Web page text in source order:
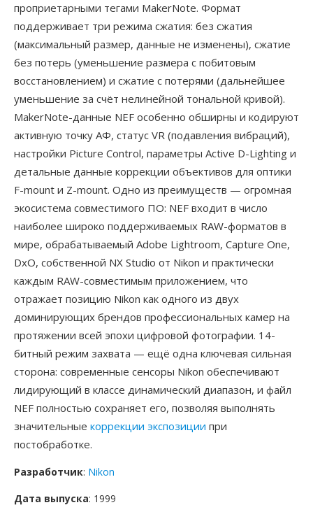
проприетарными тегами MakerNote. Формат
поддерживает три режима сжатия: без сжатия
(максимальный размер, данные не изменены), сжатие
без потерь (уменьшение размера с побитовым
восстановлением) и сжатие с потерями (дальнейшее
уменьшение за счёт нелинейной тональной кривой).
MakerNote-данные NEF особенно обширны и кодируют
активную точку АФ, статус VR (подавления вибраций),
настройки Picture Control, параметры Active D-Lighting и
детальные данные коррекции объективов для оптики
F-mount и Z-mount. Одно из преимуществ — огромная
экосистема совместимого ПО: NEF входит в число
наиболее широко поддерживаемых RAW-форматов в
мире, обрабатываемый Adobe Lightroom, Capture One,
DxO, собственной NX Studio от Nikon и практически
каждым RAW-совместимым приложением, что
отражает позицию Nikon как одного из двух
доминирующих брендов профессиональных камер на
протяжении всей эпохи цифровой фотографии. 14-
битный режим захвата — ещё одна ключевая сильная
сторона: современные сенсоры Nikon обеспечивают
лидирующий в классе динамический диапазон, и файл
NEF полностью сохраняет его, позволяя выполнять
значительные коррекции экспозиции при
постобработке.
Разработчик: Nikon
Дата выпуска: 1999